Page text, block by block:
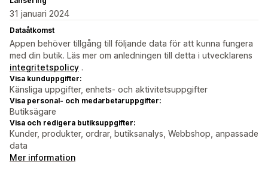
31 januari 2024
Dataåtkomst
Appen behöver tillgång till följande data för att kunna fungera
med din butik. Läs mer om anledningen till detta i utvecklarens
integritetspolicy .
Visa kunduppgifter:
Känsliga uppgifter, enhets- och aktivitetsuppgifter
Visa personal- och medarbetaruppgifter:
Butiksägare
Visa och redigera butiksuppgifter:
Kunder, produkter, ordrar, butiksanalys, Webbshop, anpassade
data
Mer information